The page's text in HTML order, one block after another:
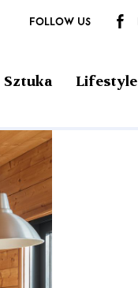
FOLLOW US
Sztuka Lifestyle